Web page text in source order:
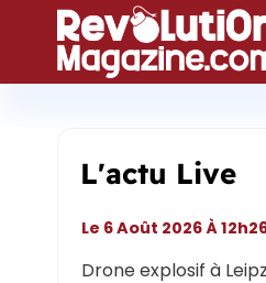
contenu
L'actu Live
Drone explosif à
Le 6 Août 2026 À